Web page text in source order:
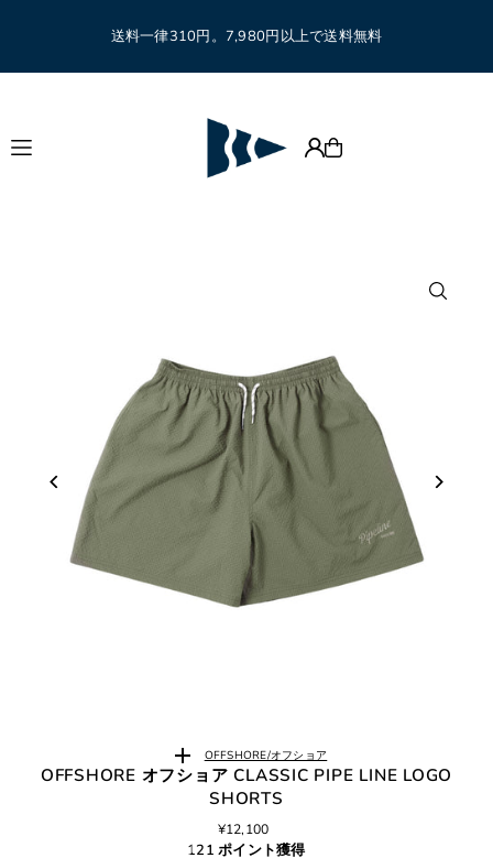
Translation missing: ja.accessibility.skip_to_text
送料一律310円。7,980円以上で送料無料
OFFSHORE/オフショア
OFFSHORE オフショア CLASSIC PIPE LINE LOGO
SHORTS
¥12,100
121 ポイント獲得